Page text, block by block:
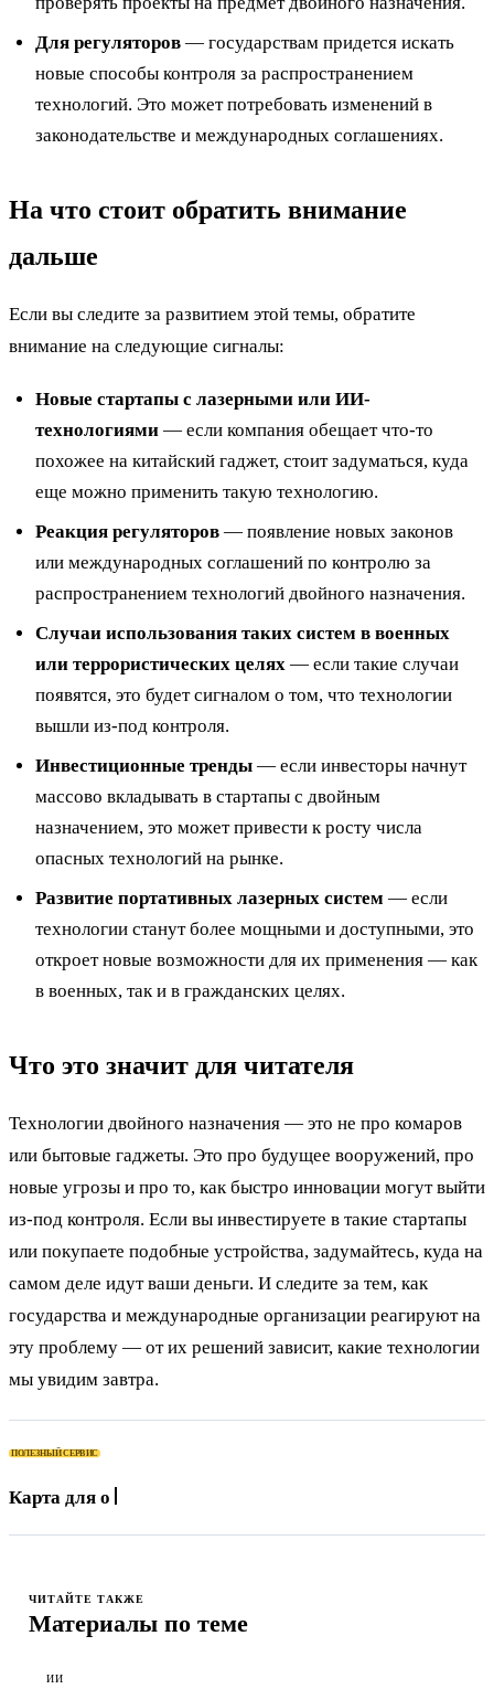
Для регуляторов — государствам придется искать
новые способы контроля за распространением
технологий. Это может потребовать изменений в
законодательстве и международных соглашениях.
На что стоит обратить внимание
дальше
Если вы следите за развитием этой темы, обратите
внимание на следующие сигналы:
Новые стартапы с лазерными или ИИ-
технологиями — если компания обещает что-то
похожее на китайский гаджет, стоит задуматься, куда
еще можно применить такую технологию.
Реакция регуляторов — появление новых законов
или международных соглашений по контролю за
распространением технологий двойного назначения.
Случаи использования таких систем в военных
или террористических целях — если такие случаи
появятся, это будет сигналом о том, что технологии
вышли из-под контроля.
Инвестиционные тренды — если инвесторы начнут
массово вкладывать в стартапы с двойным
назначением, это может привести к росту числа
опасных технологий на рынке.
Развитие портативных лазерных систем — если
технологии станут более мощными и доступными, это
откроет новые возможности для их применения — как
в военных, так и в гражданских целях.
Что это значит для читателя
Технологии двойного назначения — это не про комаров
или бытовые гаджеты. Это про будущее вооружений, про
новые угрозы и про то, как быстро инновации могут выйти
из-под контроля. Если вы инвестируете в такие стартапы
или покупаете подобные устройства, задумайтесь, куда на
самом деле идут ваши деньги. И следите за тем, как
государства и международные организации реагируют на
эту проблему — от их решений зависит, какие технологии
мы увидим завтра.
ПОЛЕЗНЫЙ СЕРВИС
Карта для оплаты App St
ЧИТАЙТЕ ТАКЖЕ
Материалы по теме
ИИ